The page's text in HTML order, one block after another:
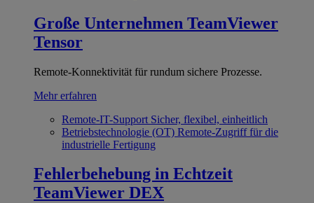
Große Unternehmen TeamViewer
Tensor
Remote-Konnektivität für rundum sichere Prozesse.
Mehr erfahren
Remote-IT-Support Sicher, flexibel, einheitlich
Betriebstechnologie (OT) Remote-Zugriff für die
industrielle Fertigung
Fehlerbehebung in Echtzeit
TeamViewer DEX